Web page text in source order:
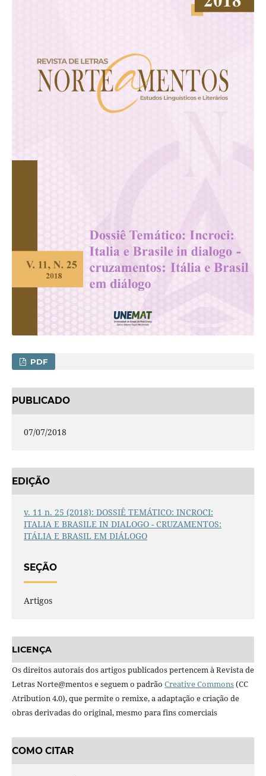
PDF
PUBLICADO
07/07/2018
EDIÇÃO
v. 11 n. 25 (2018): DOSSIÊ TEMÁTICO: INCROCI:
ITALIA E BRASILE IN DIALOGO - CRUZAMENTOS:
ITÁLIA E BRASIL EM DIÁLOGO
SEÇÃO
Artigos
LICENÇA
Os direitos autorais dos artigos publicados pertencem à Revista de
Letras Norte@mentos e seguem o padrão Creative Commons(CC
Atribution 4.0), que permite o remixe, a adaptação e criação de
obras derivadas do original, mesmo para fins comerciais
COMO CITAR